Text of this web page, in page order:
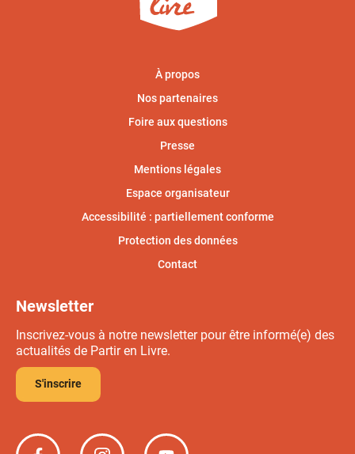
À propos
Nos partenaires
Foire aux questions
Presse
Mentions légales
Espace organisateur
Accessibilité : partiellement conforme
Protection des données
Contact
Newsletter
Inscrivez-vous à notre newsletter pour être informé(e) des
actualités de Partir en Livre.
S'inscrire